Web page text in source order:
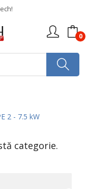
0
2 - 7.5 kW
categorie.